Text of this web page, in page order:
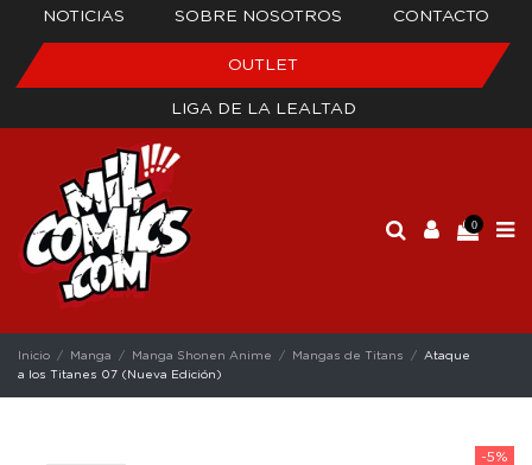
NOTICIAS SOBRE NOSOTROS CONTACTO
OUTLET
LIGA DE LA LEALTAD
0
Inicio Manga Manga Shonen Anime Mangas de Titans
Ataque
a los Titanes 07 (Nueva Edición)
-5%